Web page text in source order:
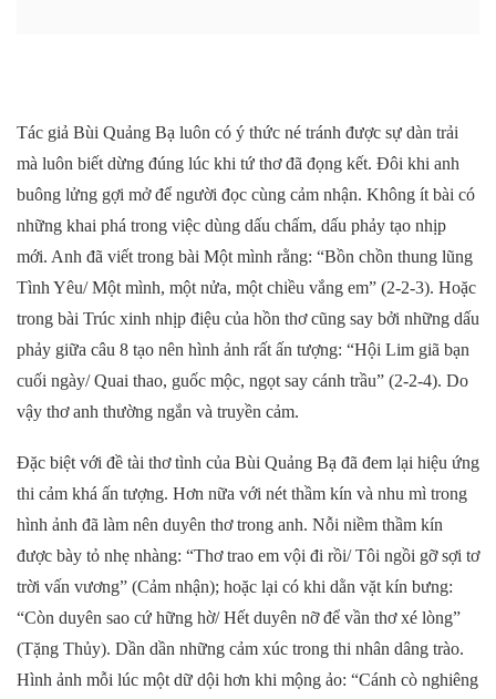
Tác giả Bùi Quảng Bạ luôn có ý thức né tránh được sự dàn trải
mà luôn biết dừng đúng lúc khi tứ thơ đã đọng kết. Đôi khi anh
buông lửng gợi mở để người đọc cùng cảm nhận. Không ít bài có
những khai phá trong việc dùng dấu chấm, dấu phảy tạo nhịp
mới. Anh đã viết trong bài Một mình rằng: “Bồn chồn thung lũng
Tình Yêu/ Một mình, một nửa, một chiều vắng em” (2-2-3). Hoặc
trong bài Trúc xinh nhịp điệu của hồn thơ cũng say bởi những dấu
phảy giữa câu 8 tạo nên hình ảnh rất ấn tượng: “Hội Lim giã bạn
cuối ngày/ Quai thao, guốc mộc, ngọt say cánh trầu” (2-2-4). Do
vậy thơ anh thường ngắn và truyền cảm.
Đặc biệt với đề tài thơ tình của Bùi Quảng Bạ đã đem lại hiệu ứng
thi cảm khá ấn tượng. Hơn nữa với nét thầm kín và nhu mì trong
hình ảnh đã làm nên duyên thơ trong anh. Nỗi niềm thầm kín
được bày tỏ nhẹ nhàng: “Thơ trao em vội đi rồi/ Tôi ngồi gỡ sợi tơ
trời vấn vương” (Cảm nhận); hoặc lại có khi dằn vặt kín bưng:
“Còn duyên sao cứ hững hờ/ Hết duyên nỡ để vần thơ xé lòng”
(Tặng Thủy). Dần dần những cảm xúc trong thi nhân dâng trào.
Hình ảnh mỗi lúc một dữ dội hơn khi mộng ảo: “Cánh cò nghiêng